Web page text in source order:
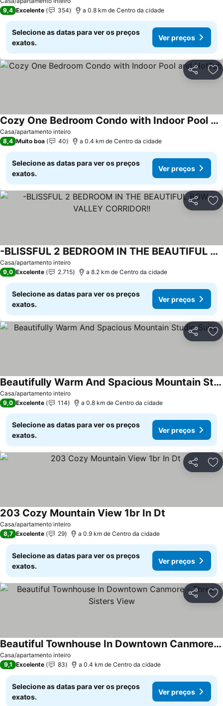
9,4 Excelente 354 a 0.8 km de Centro da cidade
Selecione as datas para ver os preços
exatos.
Ver preços
Partilhar
Casa/apartamento inteiro
Cozy One Bedroom Condo with Indoor Pool and HotTub
8,4 Muito boa 40 a 0.4 km de Centro da cidade
Selecione as datas para ver os preços
exatos.
Ver preços
Partilhar
Casa/apartamento inteiro
-BLISSFUL 2 BEDROOM IN THE BEAUTIFUL BOW VALLEY CORRIDOR!!
9,0 Excelente 2.715 a 8.2 km de Centro da cidade
Selecione as datas para ver os preços
exatos.
Ver preços
Partilhar
Casa/apartamento inteiro
Beautifully Warm And Spacious Mountain Studio Suite
9,0 Excelente 114 a 0.8 km de Centro da cidade
Selecione as datas para ver os preços
exatos.
Ver preços
Partilhar
Casa/apartamento inteiro
203 Cozy Mountain View 1br In Dt
8,7 Excelente 29 a 0.9 km de Centro da cidade
Selecione as datas para ver os preços
exatos.
Ver preços
Partilhar
Casa/apartamento inteiro
Beautiful Townhouse In Downtown Canmore - Three Sisters View
9,1 Excelente 83 a 0.4 km de Centro da cidade
Selecione as datas para ver os preços
exatos.
Ver preços